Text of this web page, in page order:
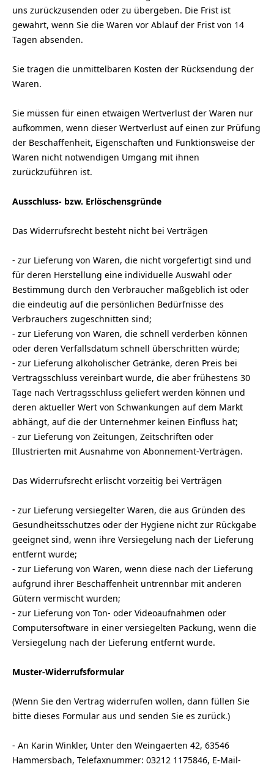
uns zurückzusenden oder zu übergeben. Die Frist ist
gewahrt, wenn Sie die Waren vor Ablauf der Frist von 14
Tagen absenden.
Sie tragen die unmittelbaren Kosten der Rücksendung der
Waren.
Sie müssen für einen etwaigen Wertverlust der Waren nur
aufkommen, wenn dieser Wertverlust auf einen zur Prüfung
der Beschaffenheit, Eigenschaften und Funktionsweise der
Waren nicht notwendigen Umgang mit ihnen
zurückzuführen ist.
Ausschluss- bzw. Erlöschensgründe
Das Widerrufsrecht besteht nicht bei Verträgen
- zur Lieferung von Waren, die nicht vorgefertigt sind und
für deren Herstellung eine individuelle Auswahl oder
Bestimmung durch den Verbraucher maßgeblich ist oder
die eindeutig auf die persönlichen Bedürfnisse des
Verbrauchers zugeschnitten sind;
- zur Lieferung von Waren, die schnell verderben können
oder deren Verfallsdatum schnell überschritten würde;
- zur Lieferung alkoholischer Getränke, deren Preis bei
Vertragsschluss vereinbart wurde, die aber frühestens 30
Tage nach Vertragsschluss geliefert werden können und
deren aktueller Wert von Schwankungen auf dem Markt
abhängt, auf die der Unternehmer keinen Einfluss hat;
- zur Lieferung von Zeitungen, Zeitschriften oder
Illustrierten mit Ausnahme von Abonnement-Verträgen.
Das Widerrufsrecht erlischt vorzeitig bei Verträgen
- zur Lieferung versiegelter Waren, die aus Gründen des
Gesundheitsschutzes oder der Hygiene nicht zur Rückgabe
geeignet sind, wenn ihre Versiegelung nach der Lieferung
entfernt wurde;
- zur Lieferung von Waren, wenn diese nach der Lieferung
aufgrund ihrer Beschaffenheit untrennbar mit anderen
Gütern vermischt wurden;
- zur Lieferung von Ton- oder Videoaufnahmen oder
Computersoftware in einer versiegelten Packung, wenn die
Versiegelung nach der Lieferung entfernt wurde.
Muster-Widerrufsformular
(Wenn Sie den Vertrag widerrufen wollen, dann füllen Sie
bitte dieses Formular aus und senden Sie es zurück.)
- An Karin Winkler, Unter den Weingaerten 42, 63546
Hammersbach, Telefaxnummer: 03212 1175846, E-Mail-